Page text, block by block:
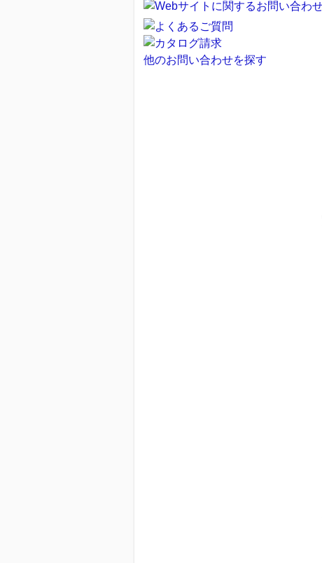
他のお問い合わせを探す